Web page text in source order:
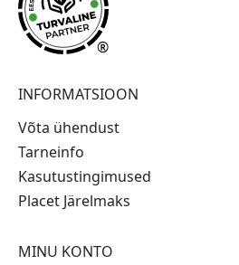
®
INFORMATSIOON
Võta ühendust
Tarneinfo
Kasutustingimused
Placet Järelmaks
MINU KONTO